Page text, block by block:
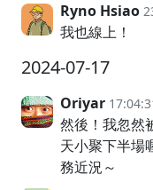
Ryno Hsiao
我也線上！
2024-07-17
Oriyar
然後！我忽然
天小聚下半場
務近況～